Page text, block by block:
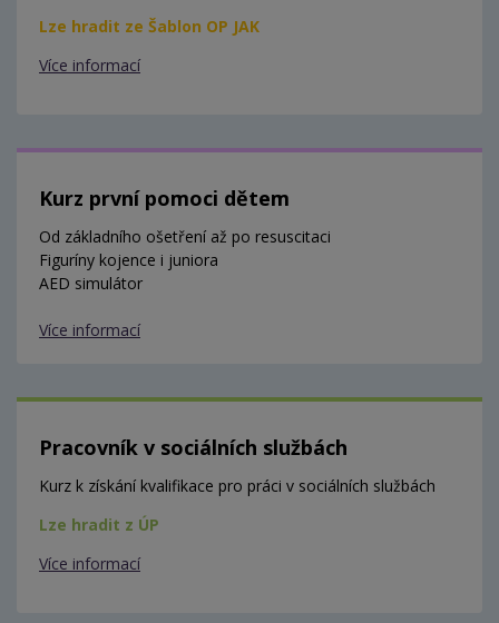
Lze hradit ze Šablon OP JAK
Více informací
Kurz první pomoci dětem
Od základního ošetření až po resuscitaci
Figuríny kojence i juniora
AED simulátor
Více informací
Pracovník v sociálních službách
Kurz k získání kvalifikace pro práci v sociálních službách
Lze hradit z ÚP
Více informací